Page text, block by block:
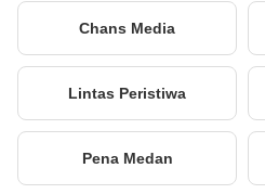
Chans Media
Lintas Peristiwa
Pena Medan